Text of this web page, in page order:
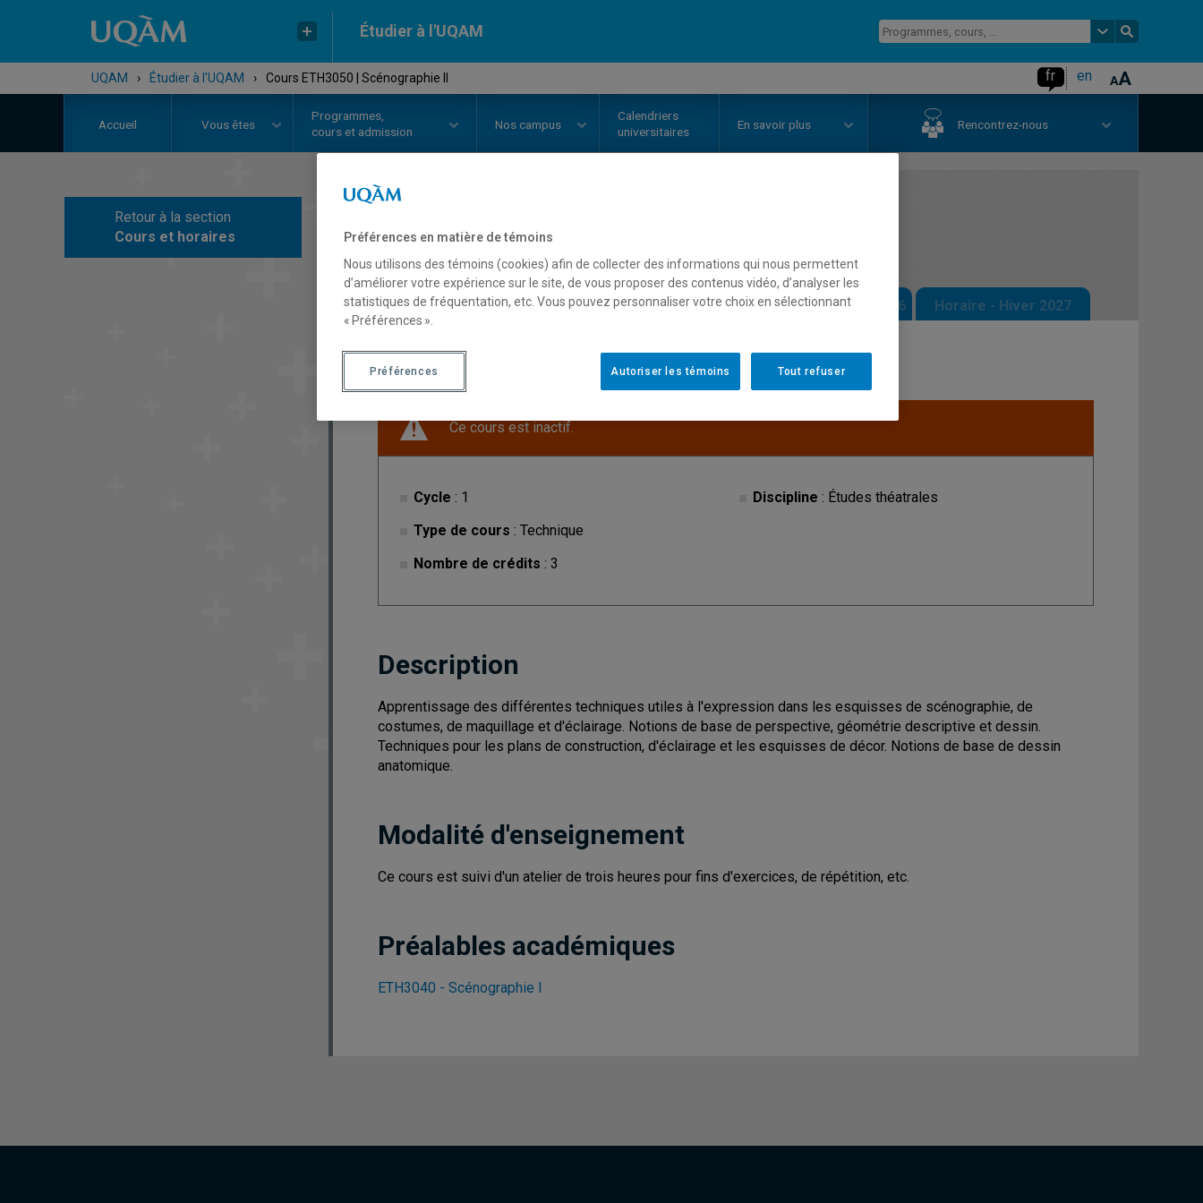
Étudier à l'UQAM
UQAM › Étudier à l'UQAM › Cours ETH3050 | Scénographie II fr en
Accueil Vous êtes
Programmes,
cours et admission
Nos campus
Calendriers
universitaires
En savoir plus Rencontrez-nous
Retour à la section
Cours et horaires
COURS// ETH3050
Description Horaire - Été 2026 Horaire - Automne 2026 Horaire - Hiver 2027
Ce cours est inactif.
Cycle : 1
Type de cours : Technique
Nombre de crédits : 3
Discipline : Études théatrales
Description
Apprentissage des différentes techniques utiles à l'expression dans les esquisses de scénographie, de
costumes, de maquillage et d'éclairage. Notions de base de perspective, géométrie descriptive et dessin.
Techniques pour les plans de construction, d'éclairage et les esquisses de décor. Notions de base de dessin
anatomique.
Modalité d'enseignement
Ce cours est suivi d'un atelier de trois heures pour fins d'exercices, de répétition, etc.
Préalables académiques
ETH3040 - Scénographie I
Préférences en matière de témoins
Nous utilisons des témoins (cookies) afin de collecter des informations qui nous permettent
d’améliorer votre expérience sur le site, de vous proposer des contenus vidéo, d’analyser les
statistiques de fréquentation, etc. Vous pouvez personnaliser votre choix en sélectionnant
« Préférences ».
Tout refuser
Autoriser les témoins
Préférences